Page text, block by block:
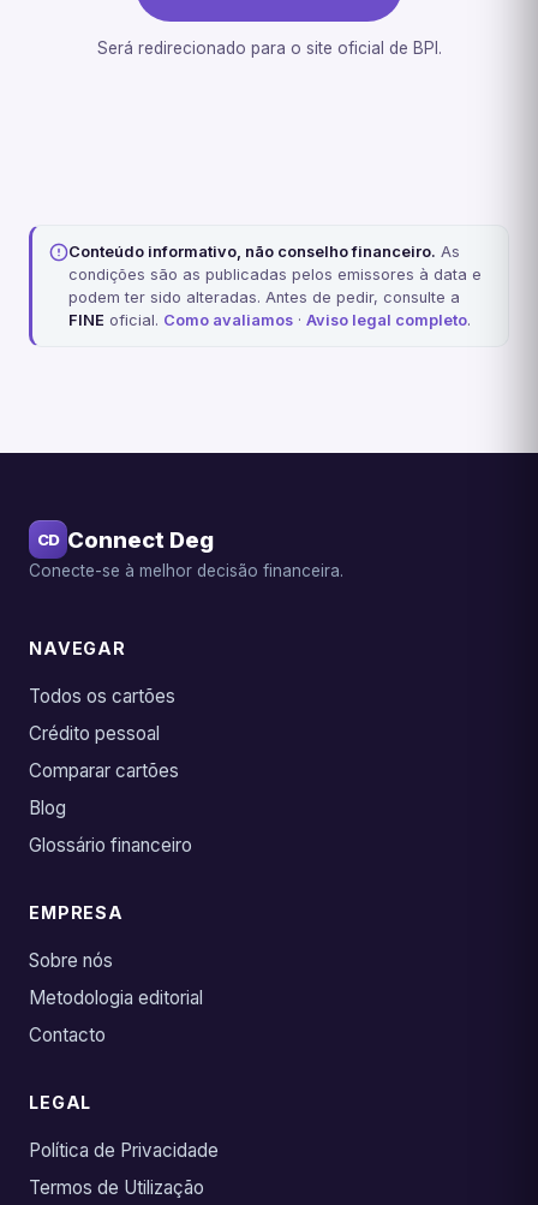
Será redirecionado para o site oficial de BPI.
Conteúdo informativo, não conselho financeiro. As
condições são as publicadas pelos emissores à data e
podem ter sido alteradas. Antes de pedir, consulte a
FINE oficial. Como avaliamos · Aviso legal completo.
CD Connect Deg
Conecte-se à melhor decisão financeira.
NAVEGAR
Todos os cartões
Crédito pessoal
Comparar cartões
Blog
Glossário financeiro
EMPRESA
Sobre nós
Metodologia editorial
Contacto
LEGAL
Política de Privacidade
Termos de Utilização